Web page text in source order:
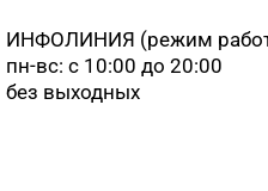
ИНФОЛИНИЯ (режим
пн-вс: с 10:00 до 20:00
без выходных